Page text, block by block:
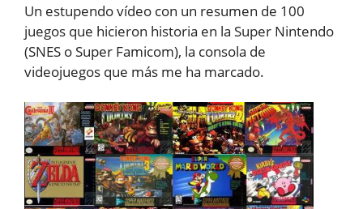
Un estupendo vídeo con un resumen de 100
juegos que hicieron historia en la Super Nintendo
(SNES o Super Famicom), la consola de
videojuegos que más me ha marcado.